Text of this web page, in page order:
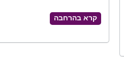
קרא בהרחבה